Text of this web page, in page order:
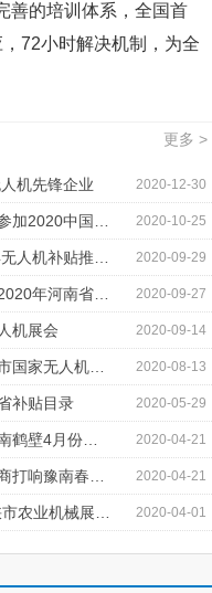
善的培训体系，全国首
72小时解决机制，为全
更多 >
机先锋企业 2020-12-30
2020中国航
2020-10-25
人机补贴推荐
2020-09-29
年河南省补
2020-09-27
机展会 2020-09-14
国家无人机补
2020-08-13
补贴目录 2020-05-29
壁4月份再
2020-04-21
打响豫南春季
2020-04-21
农业机械展示
2020-04-01